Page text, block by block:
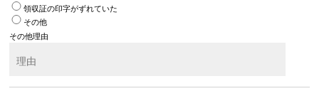
領収証の印字がずれていた
その他
その他理由